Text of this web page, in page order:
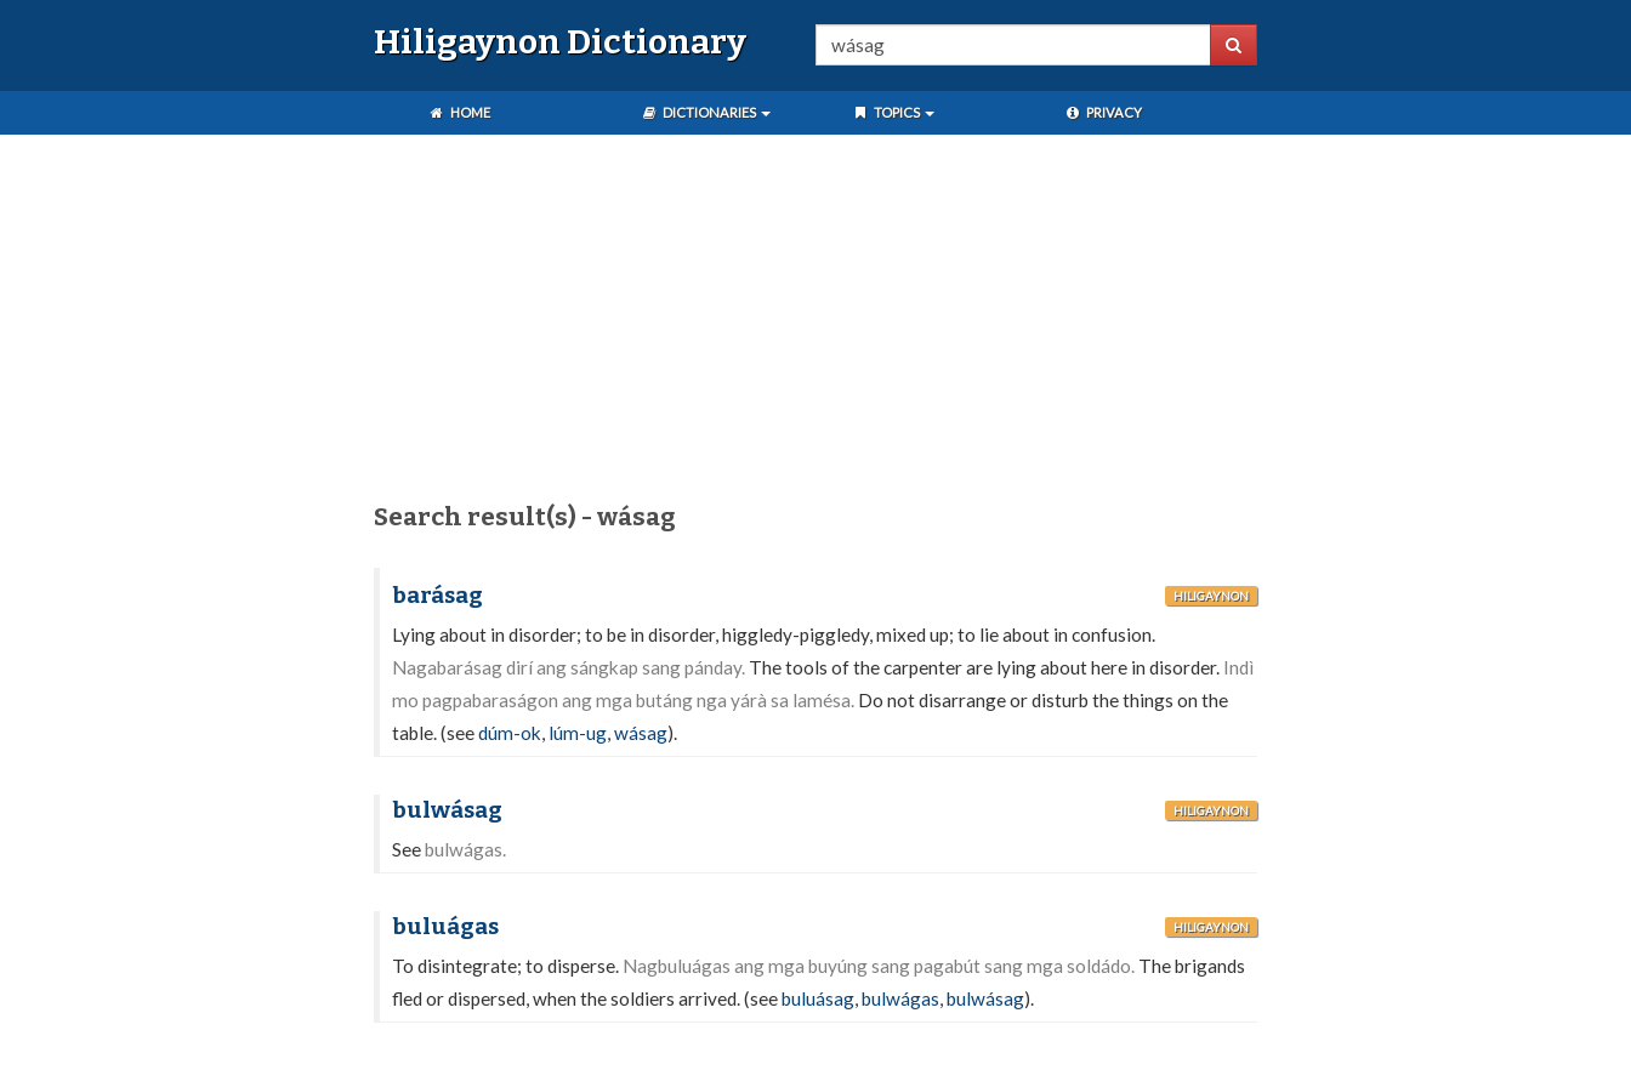
Hiligaynon Dictionary
HOME DICTIONARIES TOPICS PRIVACY
Search result(s) - wásag
barásag HILIGAYNON
Lying about in disorder; to be in disorder, higgledy-piggledy, mixed up; to lie about in confusion.
Nagabarásag dirí ang sángkap sang pánday. The tools of the carpenter are lying about here in disorder. Indì
mo pagpabaraságon ang mga butáng nga yárà sa lamésa. Do not disarrange or disturb the things on the
table. (seedúm-ok, lúm-ug,wásag).
bulwásag HILIGAYNON
Seebulwágas.
buluágas HILIGAYNON
To disintegrate; to disperse. Nagbuluágas ang mga buyúng sang pagabút sang mga soldádo. The brigands
fled or dispersed, when the soldiers arrived. (seebuluásag,bulwágas,bulwásag).